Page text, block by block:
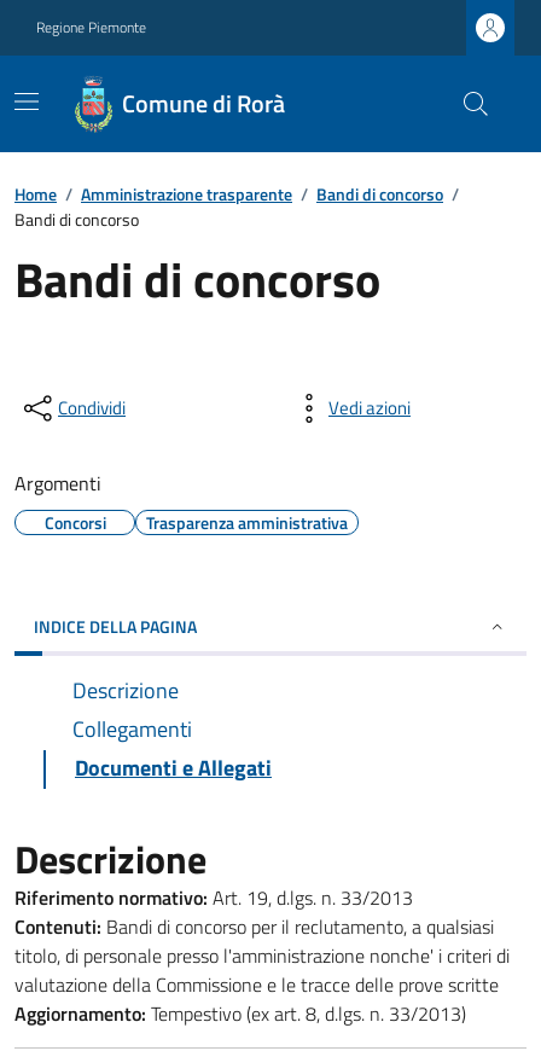
Regione Piemonte
Comune di Rorà
Home / Amministrazione trasparente / Bandi di concorso /
Bandi di concorso
Bandi di concorso
Condividi Vedi azioni
Argomenti
Concorsi Trasparenza amministrativa
INDICE DELLA PAGINA
Descrizione
Collegamenti
Documenti e Allegati
Descrizione
Riferimento normativo: Art. 19, d.lgs. n. 33/2013
Contenuti: Bandi di concorso per il reclutamento, a qualsiasi
titolo, di personale presso l'amministrazione nonche' i criteri di
valutazione della Commissione e le tracce delle prove scritte
Aggiornamento: Tempestivo (ex art. 8, d.lgs. n. 33/2013)